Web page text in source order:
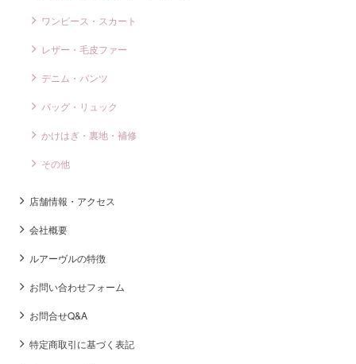
ワンピース・スカート
レザー・毛皮ファー
デニム・パンツ
バッグ・リュック
かけはぎ・裏地・補修
その他
店舗情報・アクセス
会社概要
ルアーヴルの特徴
お問い合わせフォーム
お問合せQ&A
特定商取引に基づく表記